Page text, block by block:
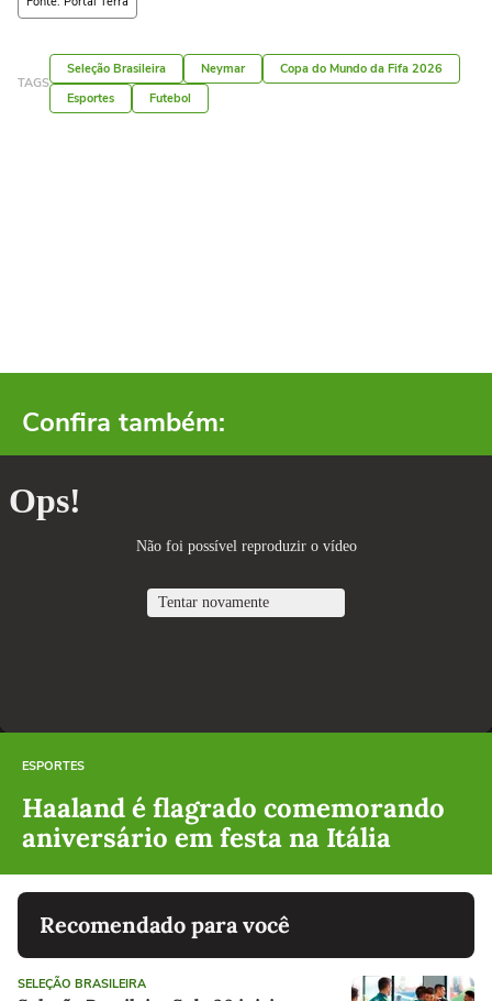
TAGS
Seleção Brasileira Neymar
Copa do Mundo da Fifa 2026
Esportes
Futebol
Confira também:
ESPORTES
Haaland é flagrado comemorando
aniversário em festa na Itália
Recomendado para você
SELEÇÃO BRASILEIRA